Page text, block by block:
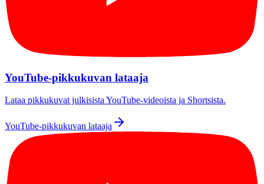
YouTube-pikkukuvan lataaja
Lataa pikkukuvat julkisista YouTube-videoista ja Shortsista.
YouTube-pikkukuvan lataaja